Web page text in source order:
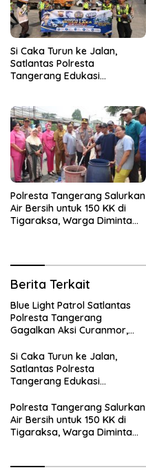
Si Caka Turun ke Jalan,
Satlantas Polresta
Tangerang Edukasi
Polresta Tangerang Salurkan
Air Bersih untuk 150 KK di
Tigaraksa, Warga Diminta
Berita Terkait
Blue Light Patrol Satlantas
Polresta Tangerang
Gagalkan Aksi Curanmor,
Diamankan
Si Caka Turun ke Jalan,
Satlantas Polresta
Tangerang Edukasi
Kecelakaan
Polresta Tangerang Salurkan
Air Bersih untuk 150 KK di
Tigaraksa, Warga Diminta